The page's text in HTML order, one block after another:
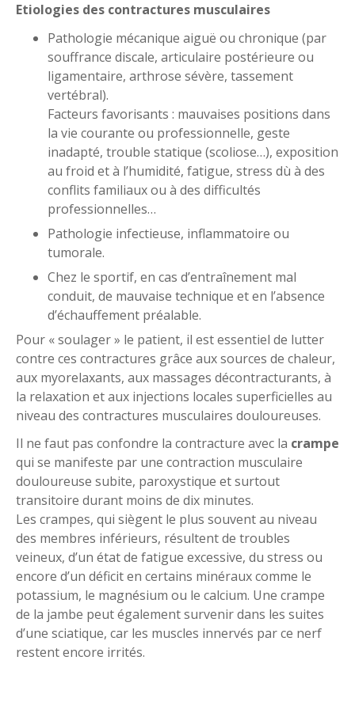
Etiologies des contractures musculaires
Pathologie mécanique aiguë ou chronique (par
souffrance discale, articulaire postérieure ou
ligamentaire, arthrose sévère, tassement
vertébral).
Facteurs favorisants : mauvaises positions dans
la vie courante ou professionnelle, geste
inadapté, trouble statique (scoliose…), exposition
au froid et à l’humidité, fatigue, stress dù à des
conflits familiaux ou à des difficultés
professionnelles…
Pathologie infectieuse, inflammatoire ou
tumorale.
Chez le sportif, en cas d’entraînement mal
conduit, de mauvaise technique et en l’absence
d’échauffement préalable.
Pour « soulager » le patient, il est essentiel de lutter
contre ces contractures grâce aux sources de chaleur,
aux myorelaxants, aux massages décontracturants, à
la relaxation et aux injections locales superficielles au
niveau des contractures musculaires douloureuses.
Il ne faut pas confondre la contracture avec la crampe
qui se manifeste par une contraction musculaire
douloureuse subite, paroxystique et surtout
transitoire durant moins de dix minutes.
Les crampes, qui siègent le plus souvent au niveau
des membres inférieurs, résultent de troubles
veineux, d’un état de fatigue excessive, du stress ou
encore d’un déficit en certains minéraux comme le
potassium, le magnésium ou le calcium. Une crampe
de la jambe peut également survenir dans les suites
d’une sciatique, car les muscles innervés par ce nerf
restent encore irrités.